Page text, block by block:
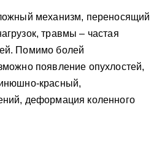
механизм, переносящий
травмы – частая
Помимо болей
появление опухлостей,
красный,
деформация коленного